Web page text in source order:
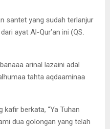
santet yang sudah terlanjur
ayat Al-Qur’an ini (QS.
arinal lazaini adal
tahta aqdaaminaa
berkata, “Ya Tuhan
dua golongan yang telah